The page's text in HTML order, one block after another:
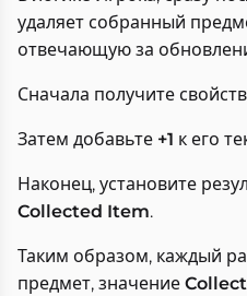
удаляет собранный
отвечающую за
Сначала получите
Затем добавьте +1 к его
Наконец, установите
Collected Item.
Таким образом, каждый
предмет, значение